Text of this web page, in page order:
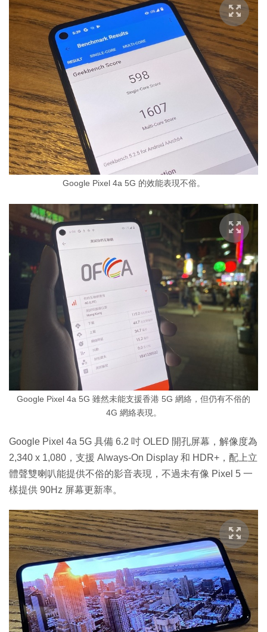
Google Pixel 4a 5G 的效能表現不俗。
Google Pixel 4a 5G 雖然未能支援香港 5G 網絡，但仍有不俗的
4G 網絡表現。
Google Pixel 4a 5G 具備 6.2 吋 OLED 開孔屏幕，解像度為
2,340 x 1,080，支援 Always-On Display 和 HDR+，配上立
體聲雙喇叭能提供不俗的影音表現，不過未有像 Pixel 5 一
樣提供 90Hz 屏幕更新率。